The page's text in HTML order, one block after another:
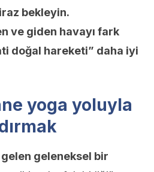
bekleyin.
ve giden havayı fark
doğal hareketi” daha iyi
yoga yoluyla
geleneksel bir